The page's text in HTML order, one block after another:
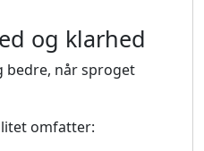
og klarhed
bedre, når sproget
omfatter: